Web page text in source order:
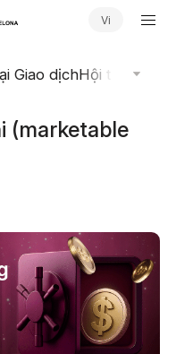
Vi
Giao dịchHội thảo
(marketable